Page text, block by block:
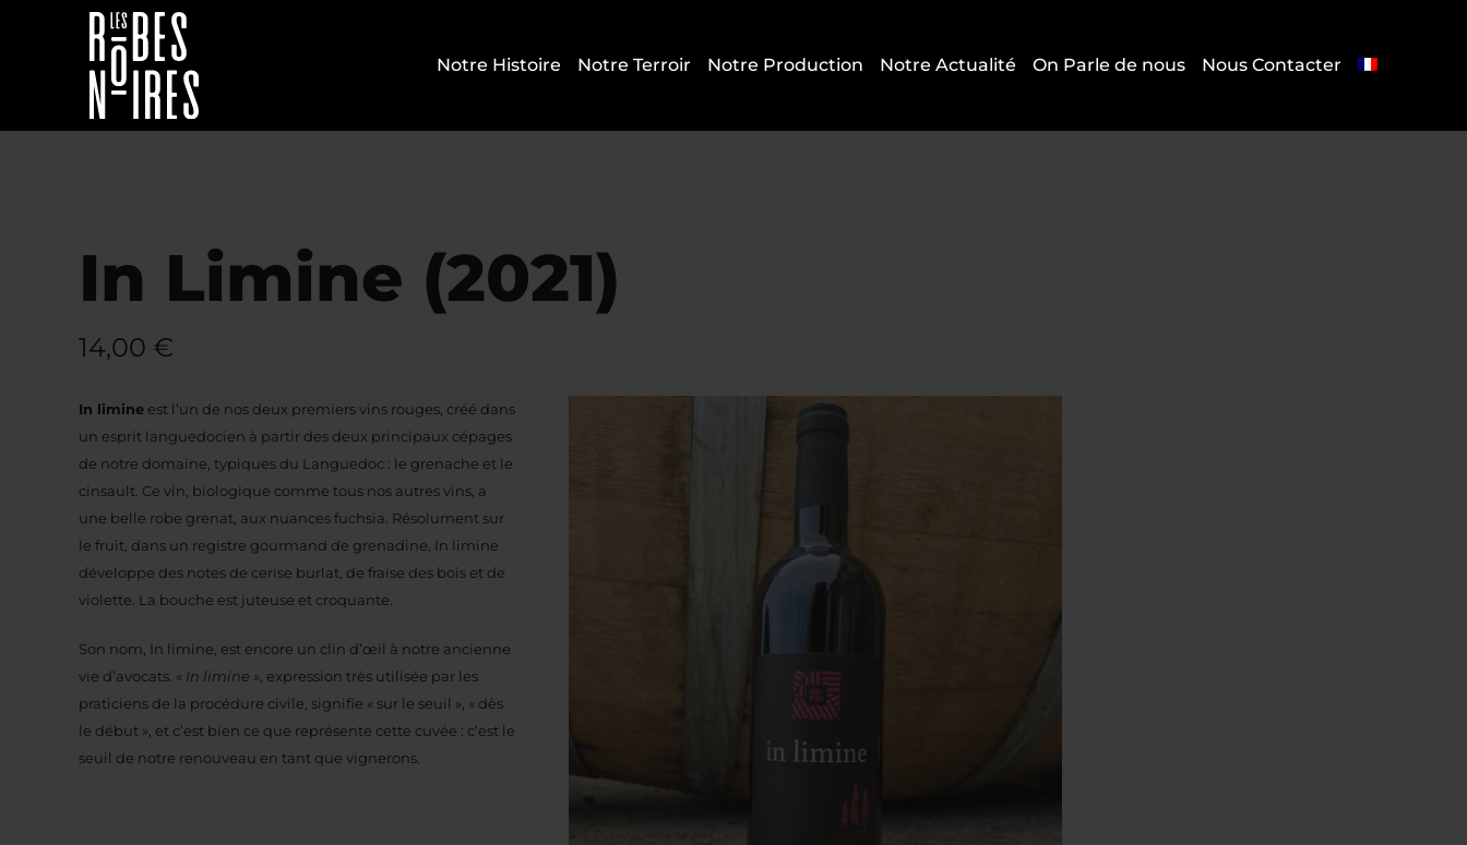
Notre Histoire Notre Terroir Notre Production Notre Actualité On Parle de nous Nous Contacter
In Limine (2021)
14,00 €
In limineest l’un de nos deux premiers vins rouges, créé dans
un esprit languedocien à partir des deux principaux cépages
de notre domaine, typiques du Languedoc : le grenache et le
cinsault. Ce vin, biologique comme tous nos autres vins, a
une belle robe grenat, aux nuances fuchsia. Résolument sur
le fruit, dans un registre gourmand de grenadine, In limine
développe des notes de cerise burlat, de fraise des bois et de
violette. La bouche est juteuse et croquante.
Son nom, In limine, est encore un clin d’œil à notre ancienne
vie d’avocats. « In limine », expression très utilisée par les
praticiens de la procédure civile, signifie « sur le seuil », « dès
le début », et c’est bien ce que représente cette cuvée : c’est le
seuil de notre renouveau en tant que vignerons.